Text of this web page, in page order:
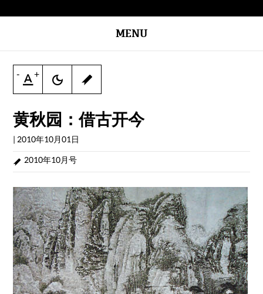
MENU
- +
黄秋园：借古开今
| 2010年10月01日
2010年10月号